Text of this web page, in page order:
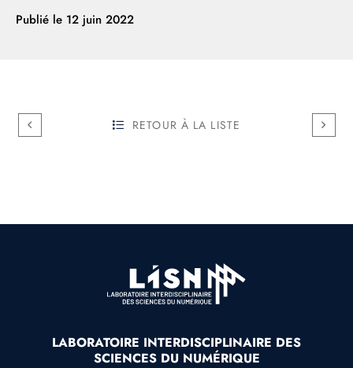
Publié le 12 juin 2022
RETOUR À LA LISTE
LABORATOIRE INTERDISCIPLINAIRE DES
SCIENCES DU NUMÉRIQUE